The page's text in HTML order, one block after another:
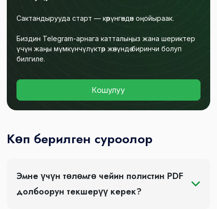
Сактандырууда старт — көрүнгөндөн оңойыраак.
Биздин Telegram-арнага катталыңыз жана шериктер
үчүн жаңы мүмкүнчүлүктөр жөнүндө биринчи болуп
билгиле.
Кошулуу
Көп берилген суроолор
Эмне үчүн төлөмгө чейин полистин PDF
долбоорун текшерүү керек?